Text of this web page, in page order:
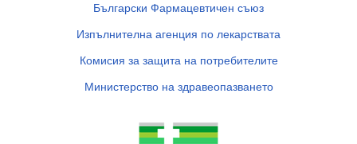
Български Фармацевтичен съюз
Изпълнителна агенция по лекарствата
Комисия за защита на потребителите
Министерство на здравеопазването